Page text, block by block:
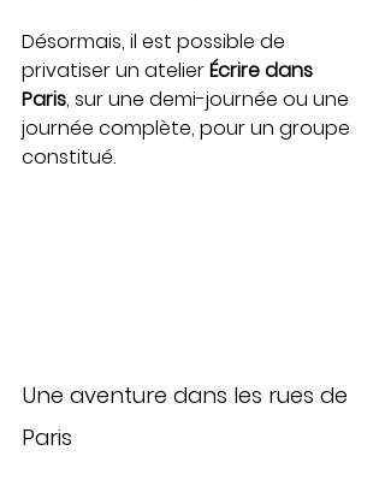
Désormais, il est possible de
privatiser un atelier Écrire dans
Paris, sur une demi-journée ou une
journée complète, pour un groupe
constitué.
Une aventure dans les rues de
Paris